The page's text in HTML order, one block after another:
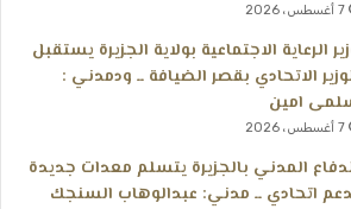
7 أغسطس، 2026
الرعاية الاجتماعية بولاية الجزيرة يستقبل
الاتحادي بقصر الضيافة ــ ودمدني :
امين
7 أغسطس، 2026
المدني بالجزيرة يتسلم معدات جديدة
اتحادي ــ مدني: عبدالوهاب السنجك